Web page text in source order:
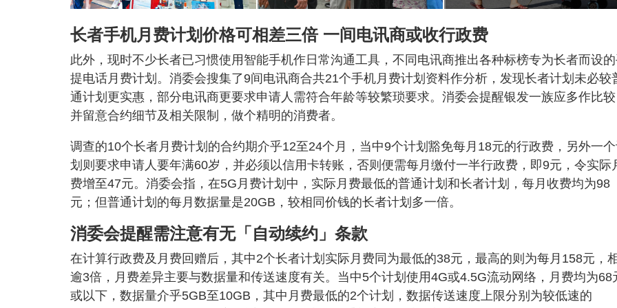
长者手机月费计划价格可相差三倍 一间电讯商或收行政费
此外，现时不少长者已习惯使用智能手机作日常沟通工具，不同电讯商推出各种标榜专为长者而设
提电话月费计划。消委会搜集了9间电讯商合共21个手机月费计划资料作分析，发现长者计划未必较
通计划更实惠，部分电讯商更要求申请人需符合年龄等较繁琐要求。消委会提醒银发一族应多作比较
并留意合约细节及相关限制，做个精明的消费者。
调查的10个长者月费计划的合约期介乎12至24个月，当中9个计划豁免每月18元的行政费，另外一
划则要求申请人要年满60岁，并必须以信用卡转账，否则便需每月缴付一半行政费，即9元，令实际
费增至47元。消委会指，在5G月费计划中，实际月费最低的普通计划和长者计划，每月收费均为98
元；但普通计划的每月数据量是20GB，较相同价钱的长者计划多一倍。
消委会提醒需注意有无「自动续约」条款
在计算行政费及月费回赠后，其中2个长者计划实际月费同为最低的38元，最高的则为每月158元，
逾3倍，月费差异主要与数据量和传送速度有关。当中5个计划使用4G或4.5G流动网络，月费均为68
或以下，数据量介乎5GB至10GB，其中月费最低的2个计划，数据传送速度上限分别为较低速的